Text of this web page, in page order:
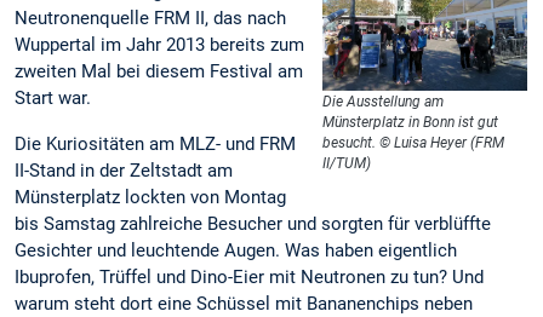
Die Ausstellung am
Münsterplatz in Bonn ist gut
besucht. © Luisa Heyer (FRM
II/TUM)
Neutronenquelle FRM II, das nach
Wuppertal im Jahr 2013 bereits zum
zweiten Mal bei diesem Festival am
Start war.
Die Kuriositäten am MLZ- und FRM
II-Stand in der Zeltstadt am
Münsterplatz lockten von Montag
bis Samstag zahlreiche Besucher und sorgten für verblüffte
Gesichter und leuchtende Augen. Was haben eigentlich
Ibuprofen, Trüffel und Dino-Eier mit Neutronen zu tun? Und
warum steht dort eine Schüssel mit Bananenchips neben